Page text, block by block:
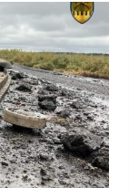
de
y
de
personales